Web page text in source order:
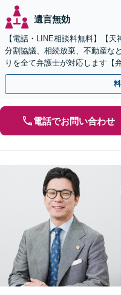
遺言無効
【電話・LINE相談料無料】【
分割協議、相続放棄、不動産な
りを全て弁護士が対応します【
電話でお問い合わせ